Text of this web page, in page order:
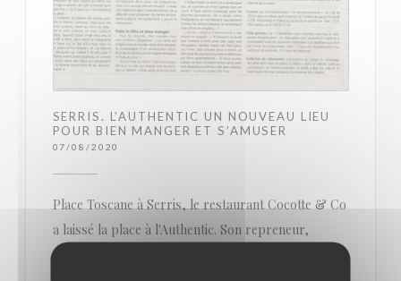
SERRIS. L’AUTHENTIC UN NOUVEAU LIEU
POUR BIEN MANGER ET S’AMUSER
07/08/2020
Place Toscane à Serris, le restaurant Cocotte & Co
a laissé la place à l'Authentic. Son repreneur,
Adrien Del Pozo veut en faire un lieu où l'on peut